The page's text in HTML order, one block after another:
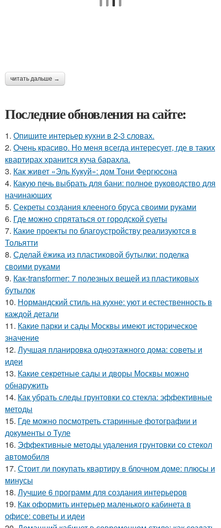
читать дальше →
Последние обновления на сайте:
1. Опишите интерьер кухни в 2-3 словах.
2. Очень красиво. Но меня всегда интересует, где в таких
квартирах хранится куча барахла.
3. Как живет «Эль Кукуй»: дом Тони Фергюсона
4. Какую печь выбрать для бани: полное руководство для
начинающих
5. Секреты создания клееного бруса своими руками
6. Где можно спрятаться от городской суеты
7. Какие проекты по благоустройству реализуются в
Тольятти
8. Сделай ёжика из пластиковой бутылки: поделка
своими руками
9. Как-transformer: 7 полезных вещей из пластиковых
бутылок
10. Нормандский стиль на кухне: уют и естественность в
каждой детали
11. Какие парки и сады Москвы имеют историческое
значение
12. Лучшая планировка одноэтажного дома: советы и
идеи
13. Какие секретные сады и дворы Москвы можно
обнаружить
14. Как убрать следы грунтовки со стекла: эффективные
методы
15. Где можно посмотреть старинные фотографии и
документы о Туле
16. Эффективные методы удаления грунтовки со стекол
автомобиля
17. Стоит ли покупать квартиру в блочном доме: плюсы и
минусы
18. Лучшие 6 программ для создания интерьеров
19. Как оформить интерьер маленького кабинета в
офисе: советы и идеи